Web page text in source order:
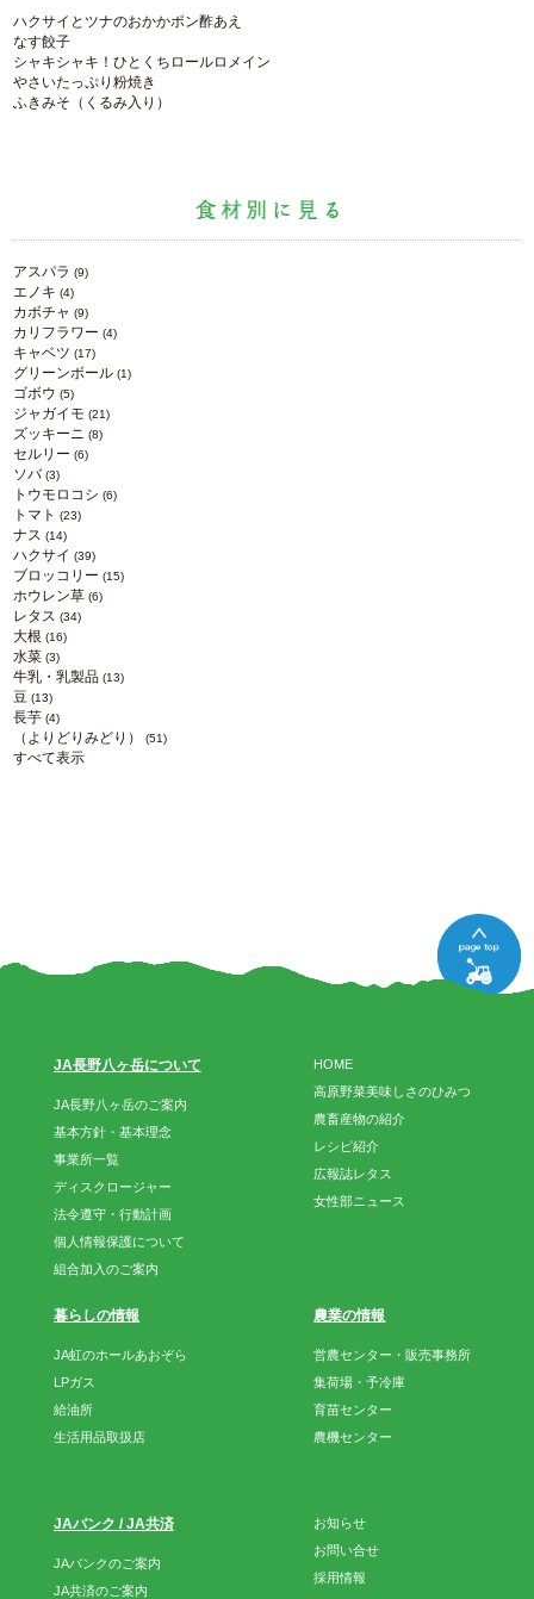
ハクサイとツナのおかかポン酢あえ
なす餃子
シャキシャキ！ひとくちロールロメイン
やさいたっぷり粉焼き
ふきみそ（くるみ入り）
アスパラ (9)
エノキ (4)
カボチャ (9)
カリフラワー (4)
キャベツ (17)
グリーンボール (1)
ゴボウ (5)
ジャガイモ (21)
ズッキーニ (8)
セルリー (6)
ソバ(3)
トウモロコシ (6)
トマト (23)
ナス (14)
ハクサイ (39)
ブロッコリー (15)
ホウレン草 (6)
レタス (34)
大根 (16)
水菜 (3)
牛乳・乳製品 (13)
豆 (13)
長芋 (4)
（よりどりみどり） (51)
すべて表示
HOME
高原野菜美味しさのひみつ
農畜産物の紹介
レシピ紹介
広報誌レタス
女性部ニュース
JA長野八ヶ岳について
JA長野八ヶ岳のご案内
基本方針・基本理念
事業所一覧
ディスクロージャー
法令遵守・行動計画
個人情報保護について
組合加入のご案内
暮らしの情報
JA虹のホールあおぞら
LPガス
給油所
生活用品取扱店
農業の情報
営農センター・販売事務所
集荷場・予冷庫
育苗センター
農機センター
JAバンク / JA共済
JAバンクのご案内
JA共済のご案内
お知らせ
お問い合せ
採用情報